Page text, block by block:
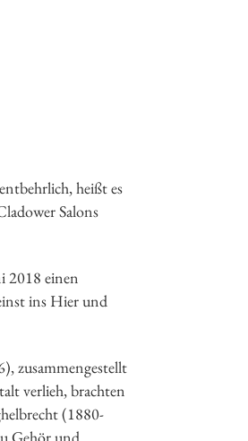
heißt es
Salons
2018 einen
ins Hier und
zusammengestellt
verlieh, brachten
(1880-